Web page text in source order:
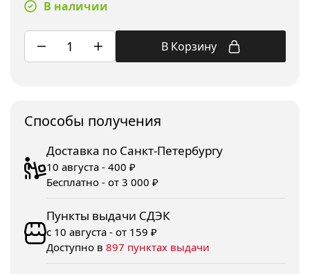
В наличии
В Корзину
Споcобы получения
Доставка по Санкт-Петербургу
10 августа - 400 ₽
Бесплатно - от 3 000 ₽
Пункты выдачи СДЭК
с 10 августа - от 159 ₽
Доступно в 897 пунктах выдачи